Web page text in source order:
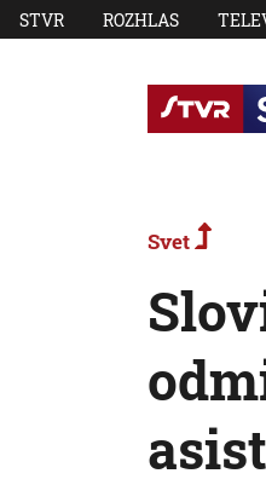
STVR ROZHLAS
Svet